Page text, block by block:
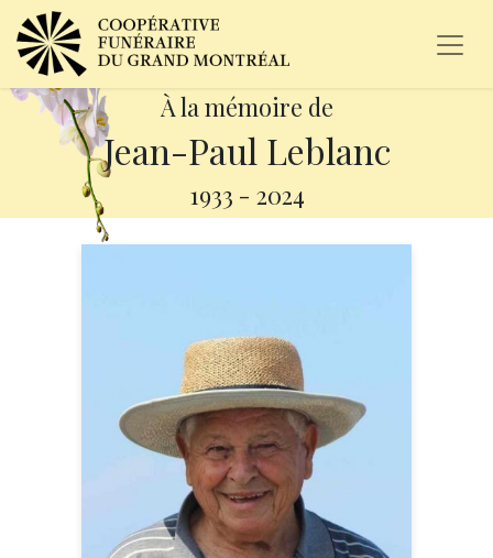
À la mémoire de
Jean-Paul Leblanc
1933 - 2024